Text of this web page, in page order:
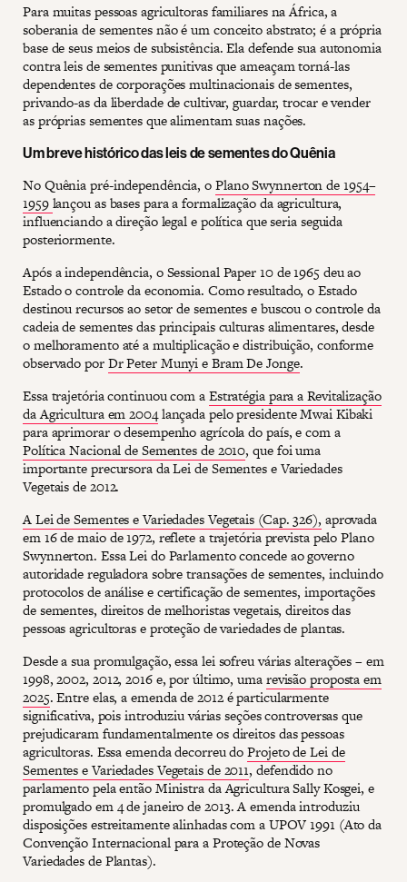
Para muitas pessoas agricultoras familiares na África, a
soberania de sementes não é um conceito abstrato; é a própria
base de seus meios de subsistência. Ela defende sua autonomia
contra leis de sementes punitivas que ameaçam torná-las
dependentes de corporações multinacionais de sementes,
privando-as da liberdade de cultivar, guardar, trocar e vender
as próprias sementes que alimentam suas nações.
Um breve histórico das leis de sementes do Quênia
No Quênia pré-independência, oPlano Swynnerton de 1954–
1959lançou as bases para a formalização da agricultura,
influenciando a direção legal e política que seria seguida
posteriormente.
Após a independência, o Sessional Paper 10 de 1965 deu ao
Estado o controle da economia. Como resultado, o Estado
destinou recursos ao setor de sementes e buscou o controle da
cadeia de sementes das principais culturas alimentares, desde
o melhoramento até a multiplicação e distribuição, conforme
observado porDr Peter Munyi e Bram De Jonge.
Essa trajetória continuou com aEstratégia para a Revitalização
da Agricultura em 2004lançada pelo presidente Mwai Kibaki
para aprimorar o desempenho agrícola do país, e com a
Política Nacional de Sementes de 2010, que foi uma
importante precursora da Lei de Sementes e Variedades
Vegetais de 2012.
A Lei de Sementes e Variedades Vegetais (Cap. 326), aprovada
em 16 de maio de 1972, reflete a trajetória prevista pelo Plano
Swynnerton. Essa Lei do Parlamento concede ao governo
autoridade reguladora sobre transações de sementes, incluindo
protocolos de análise e certificação de sementes, importações
de sementes, direitos de melhoristas vegetais, direitos das
pessoas agricultoras e proteção de variedades de plantas.
Desde a sua promulgação, essa lei sofreu várias alterações – em
1998, 2002, 2012, 2016 e, por último, umarevisão proposta em
2025. Entre elas, a emenda de 2012 é particularmente
significativa, pois introduziu várias seções controversas que
prejudicaram fundamentalmente os direitos das pessoas
agricultoras. Essa emenda decorreu doProjeto de Lei de
Sementes e Variedades Vegetais de 2011, defendido no
parlamento pela então Ministra da Agricultura Sally Kosgei, e
promulgado em 4 de janeiro de 2013. A emenda introduziu
disposições estreitamente alinhadas com a UPOV 1991 (Ato da
Convenção Internacional para a Proteção de Novas
Variedades de Plantas).